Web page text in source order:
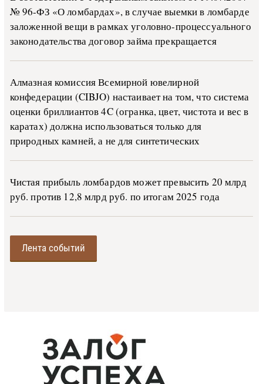
№ 96-ФЗ «О ло­м­бар­дах», в слу­чае вы­е­м­ки в ло­м­бар­де
за­ло­жен­ной ве­щи в ра­м­ках уго­ло­в­но-­про­цес­су­аль­но­го
за­ко­но­да­тель­ства до­го­вор зай­ма пре­кра­ща­ет­ся
Алмазная комиссия Всемирной ювелирной
конфедерации (CIBJO) настаивает на том, что система
оценки бриллиантов 4C (огранка, цвет, чистота и вес в
каратах) должна использоваться только для
природных камней, а не для синтетических
Чистая прибыль ломбардов может превысить 20 млрд
руб. против 12,8 млрд руб. по итогам 2025 года
Лента событий